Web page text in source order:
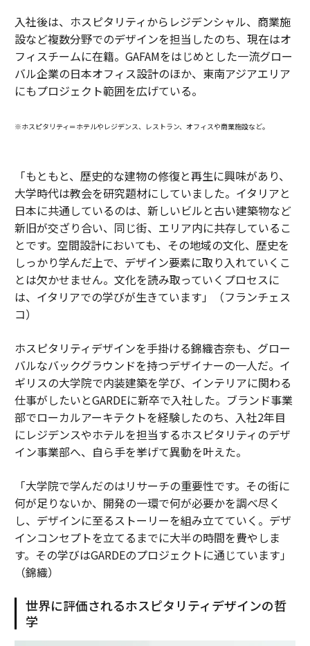
入社後は、ホスピタリティからレジデンシャル、商業施
設など複数分野でのデザインを担当したのち、現在はオ
フィスチームに在籍。GAFAMをはじめとした一流グロー
バル企業の日本オフィス設計のほか、東南アジアエリア
にもプロジェクト範囲を広げている。
※ホスピタリティ＝ホテルやレジデンス、レストラン、オフィスや商業施設など。
「もともと、歴史的な建物の修復と再生に興味があり、
大学時代は教会を研究題材にしていました。イタリアと
日本に共通しているのは、新しいビルと古い建築物など
新旧が交ざり合い、同じ街、エリア内に共存しているこ
とです。空間設計においても、その地域の文化、歴史を
しっかり学んだ上で、デザイン要素に取り入れていくこ
とは欠かせません。文化を読み取っていくプロセスに
は、イタリアでの学びが生きています」（フランチェス
コ）
ホスピタリティデザインを手掛ける錦織杏奈も、グロー
バルなバックグラウンドを持つデザイナーの一人だ。イ
ギリスの大学院で内装建築を学び、インテリアに関わる
仕事がしたいとGARDEに新卒で入社した。ブランド事業
部でローカルアーキテクトを経験したのち、入社2年目
にレジデンスやホテルを担当するホスピタリティのデザ
イン事業部へ、自ら手を挙げて異動を叶えた。
「大学院で学んだのはリサーチの重要性です。その街に
何が足りないか、開発の一環で何が必要かを調べ尽く
し、デザインに至るストーリーを組み立てていく。デザ
インコンセプトを立てるまでに大半の時間を費やしま
す。その学びはGARDEのプロジェクトに通じています」
（錦織）
世界に評価されるホスピタリティデザインの哲
学